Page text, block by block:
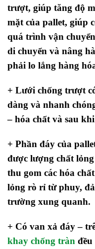
trượt, giúp tăng độ
mặt của pallet, giúp
quá trình vận
di chuyển và nâng
phải lo lắng hàng
+ Lưới chống trượt
dàng và nhanh
– hóa chất và sau
+ Phần đáy của
được lượng chất
thu gom các hóa
lỏng rò rỉ từ phuy,
trường xung quanh.
+ Có van xả đáy –
khay chống tràn đều